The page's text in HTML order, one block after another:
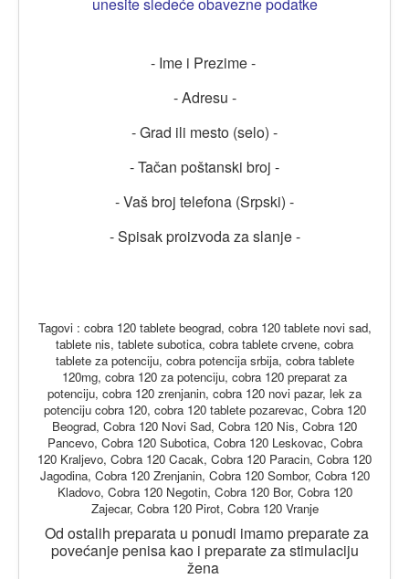
- Ime i Prezime -
- Adresu -
- Grad ili mesto (selo) -
- Tačan poštanski broj -
- Vaš broj telefona (Srpski) -
- Spisak proizvoda za slanje -
Tagovi : cobra 120 tablete beograd, cobra 120 tablete novi sad,
tablete nis, tablete subotica, cobra tablete crvene, cobra
tablete za potenciju, cobra potencija srbija, cobra tablete
120mg, cobra 120 za potenciju, cobra 120 preparat za
potenciju, cobra 120 zrenjanin, cobra 120 novi pazar, lek za
potenciju cobra 120, cobra 120 tablete pozarevac, Cobra 120
Beograd, Cobra 120 Novi Sad, Cobra 120 Nis, Cobra 120
Pancevo, Cobra 120 Subotica, Cobra 120 Leskovac, Cobra
120 Kraljevo, Cobra 120 Cacak, Cobra 120 Paracin, Cobra 120
Jagodina, Cobra 120 Zrenjanin, Cobra 120 Sombor, Cobra 120
Kladovo, Cobra 120 Negotin, Cobra 120 Bor, Cobra 120
Zajecar, Cobra 120 Pirot, Cobra 120 Vranje
Od ostalih preparata u ponudi imamo preparate za
povećanje penisa kao i preparate za stimulaciju
žena